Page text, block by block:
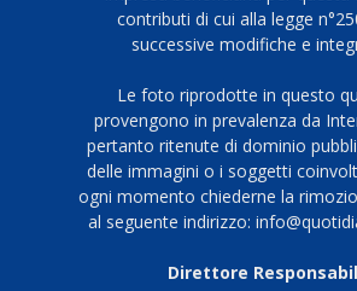
contributi di cui alla legge
successive modifiche e
Le foto riprodotte in questo
provengono in prevalenza da
pertanto ritenute di dominio
delle immagini o i soggetti
ogni momento chiederne la
al seguente indirizzo:
Direttore